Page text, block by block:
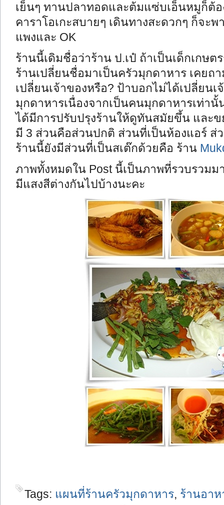
เย็นๆ ทานปลาทอดและต้มแซ่บเอ็นหมูก็ต้
คาราโอเกะสบายๆ เดินทางสะดวกๆ ก็จะ
แพงและ OK
ร้านนี้เดิมชื่อว่าร้าน ป.เป๋ ถ้าเป็นเด็กเกษ
ร้านเปลี่ยนชื่อมาเป็นครัวมุกดาหาร เคยถ
เปลี่ยนเจ้าของหรือ? ป้าบอกไม่ได้เปลี่ยน
มุกดาหารเนื่องจากเป็นคนมุกดาหารเท่า
ได้มีการปรับปรุงร้านให้ดูทันสมัยขึ้น และ
มี 3 ส่วนคือส่วนปกติ ส่วนที่เป็นห้องแอร์ ส่
ร้านนี้ยังมีส่วนที่เป็นสเต๊กด้วยคือ ร้าน
ภาพทั้งหมดใน Post นี้เป็นภาพที่รวบรวม
มีแสงสีต่างกันไปบ้างนะคะ
Tags: แผนที่ร้านครัวมุกดาหาร, ร้านอาห